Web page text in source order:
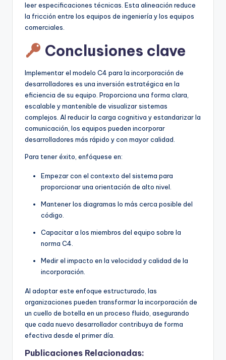
leer especificaciones técnicas. Esta alineación reduce
la fricción entre los equipos de ingeniería y los equipos
comerciales.
Conclusiones clave
Implementar el modelo C4 para la incorporación de
desarrolladores es una inversión estratégica en la
eficiencia de su equipo. Proporciona una forma clara,
escalable y mantenible de visualizar sistemas
complejos. Al reducir la carga cognitiva y estandarizar la
comunicación, los equipos pueden incorporar
desarrolladores más rápido y con mayor calidad.
Para tener éxito, enfóquese en:
Empezar con el contexto del sistema para
proporcionar una orientación de alto nivel.
Mantener los diagramas lo más cerca posible del
código.
Capacitar a los miembros del equipo sobre la
norma C4.
Medir el impacto en la velocidad y calidad de la
incorporación.
Al adoptar este enfoque estructurado, las
organizaciones pueden transformar la incorporación de
un cuello de botella en un proceso fluido, asegurando
que cada nuevo desarrollador contribuya de forma
efectiva desde el primer día.
Publicaciones Relacionadas: